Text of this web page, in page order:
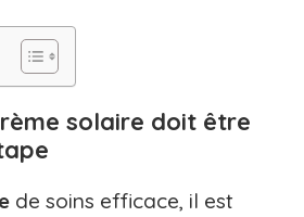
solaire doit être
de soins efficace, il est